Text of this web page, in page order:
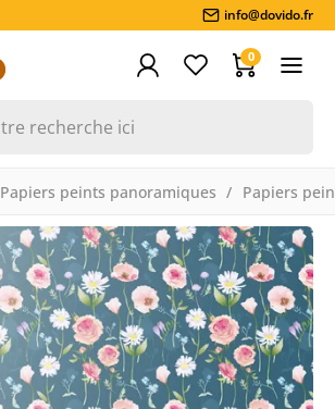
info@dovido.fr
0
Papiers peints panoramiques Papiers